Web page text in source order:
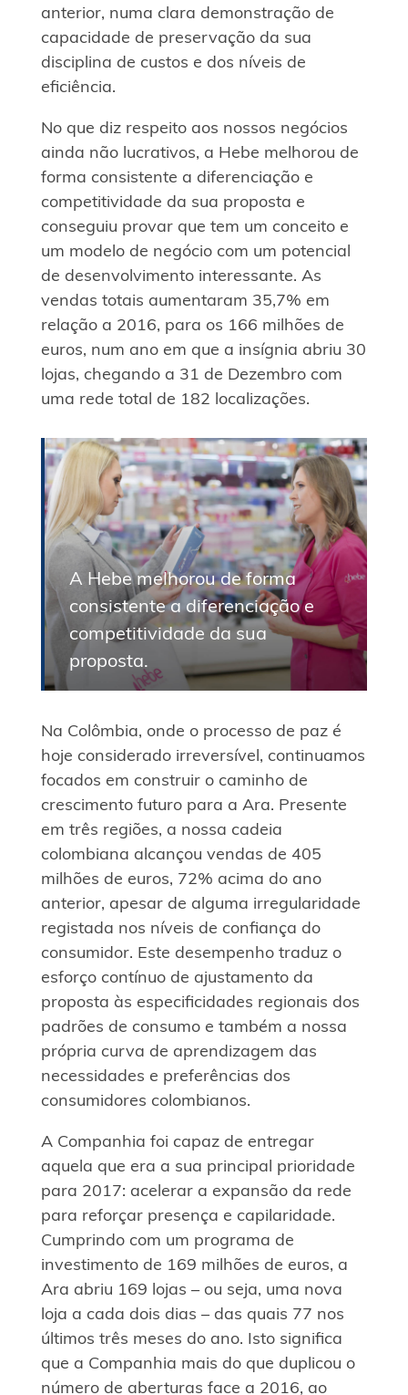
anterior, numa clara demonstração de
capacidade de preservação da sua
disciplina de custos e dos níveis de
eficiência.
No que diz respeito aos nossos negócios
ainda não lucrativos, a Hebe melhorou de
forma consistente a diferenciação e
competitividade da sua proposta e
conseguiu provar que tem um conceito e
um modelo de negócio com um potencial
de desenvolvimento interessante. As
vendas totais aumentaram 35,7% em
relação a 2016, para os 166 milhões de
euros, num ano em que a insígnia abriu 30
lojas, chegando a 31 de Dezembro com
uma rede total de 182 localizações.
A Hebe melhorou de forma
consistente a diferenciação e
competitividade da sua
proposta.
Na Colômbia, onde o processo de paz é
hoje considerado irreversível, continuamos
focados em construir o caminho de
crescimento futuro para a Ara. Presente
em três regiões, a nossa cadeia
colombiana alcançou vendas de 405
milhões de euros, 72% acima do ano
anterior, apesar de alguma irregularidade
registada nos níveis de confiança do
consumidor. Este desempenho traduz o
esforço contínuo de ajustamento da
proposta às especificidades regionais dos
padrões de consumo e também a nossa
própria curva de aprendizagem das
necessidades e preferências dos
consumidores colombianos.
A Companhia foi capaz de entregar
aquela que era a sua principal prioridade
para 2017: acelerar a expansão da rede
para reforçar presença e capilaridade.
Cumprindo com um programa de
investimento de 169 milhões de euros, a
Ara abriu 169 lojas – ou seja, uma nova
loja a cada dois dias – das quais 77 nos
últimos três meses do ano. Isto significa
que a Companhia mais do que duplicou o
número de aberturas face a 2016, ao